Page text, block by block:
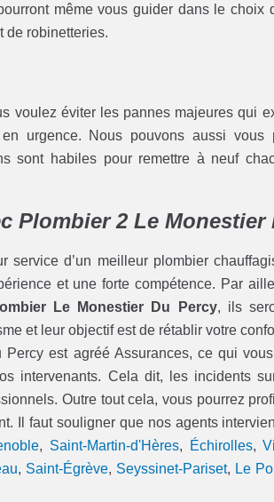
même vous guider dans le choix
de robinetteries.
voulez éviter les pannes majeures qui
urgence. Nous pouvons aussi vous
sont habiles pour remettre à neuf
Plombier 2 Le Monestier
service d’un meilleur plombier
et une forte compétence. Par
Le Monestier Du Percy, ils
et leur objectif est de rétablir votre
est agréé Assurances, ce qui
intervenants. Cela dit, les incidents
Outre tout cela, vous pourrez
Il faut souligner que nos agents
, Saint-Martin-d'Hères, Échirolles,
, Saint-Égrève, Seyssinet-Pariset, Le